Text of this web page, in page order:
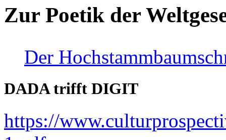
Zur Poetik der
Der
DADA trifft DIGIT
https://